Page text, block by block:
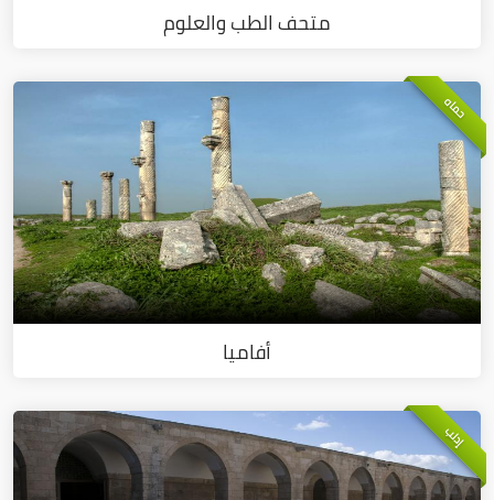
متحف الطب والعلوم
حماه
أفاميا
إدلب